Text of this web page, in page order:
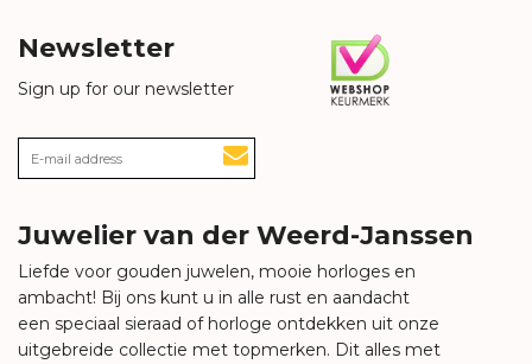
Newsletter
Sign up for our newsletter
Juwelier van der Weerd-Janssen
Liefde voor gouden juwelen, mooie horloges en
ambacht! Bij ons kunt u in alle rust en aandacht
een speciaal sieraad of horloge ontdekken uit onze
uitgebreide collectie met topmerken. Dit alles met